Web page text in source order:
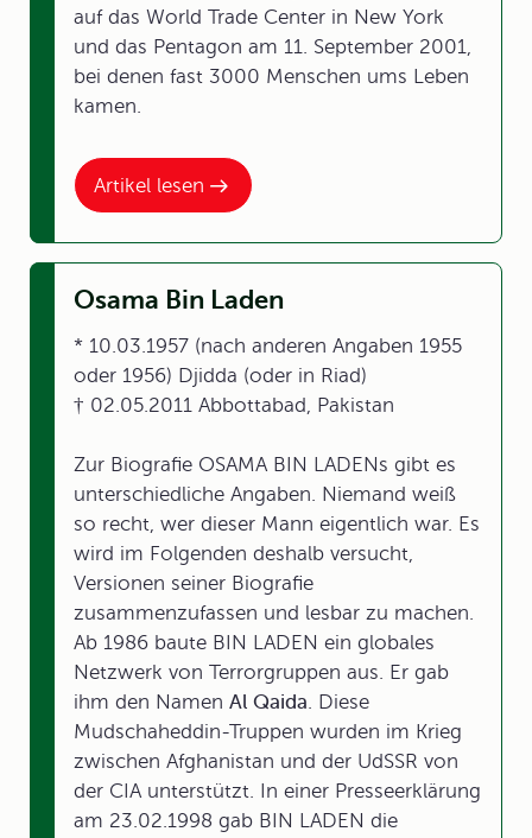
Artikel lesen
auf das World Trade Center in New York
und das Pentagon am 11. September 2001,
bei denen fast 3000 Menschen ums Leben
kamen.
Osama Bin Laden
* 10.03.1957 (nach anderen Angaben 1955
oder 1956) Djidda (oder in Riad)
† 02.05.2011 Abbottabad, Pakistan
Zur Biografie OSAMA BIN LADENs gibt es
unterschiedliche Angaben. Niemand weiß
so recht, wer dieser Mann eigentlich war. Es
wird im Folgenden deshalb versucht,
Versionen seiner Biografie
zusammenzufassen und lesbar zu machen.
Ab 1986 baute BIN LADEN ein globales
Netzwerk von Terrorgruppen aus. Er gab
ihm den Namen Al Qaida. Diese
Mudschaheddin-Truppen wurden im Krieg
zwischen Afghanistan und der UdSSR von
der CIA unterstützt. In einer Presseerklärung
am 23.02.1998 gab BIN LADEN die